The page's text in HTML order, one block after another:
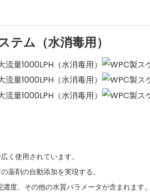
テム（水消毒用）
く使用されています。
薬剤の自動添加を実現する。
度、その他の水質パラメータが含まれます。